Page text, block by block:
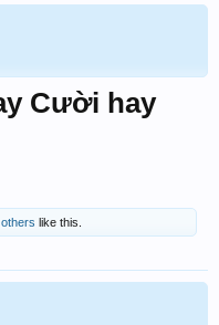
Cười hay
like this.